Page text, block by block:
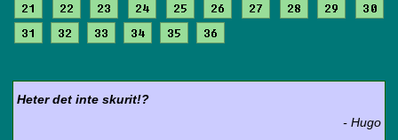
21
22 23 24 25 26 27 28 29
30
31
32 33 34 35 36
Heter det inte skurit!?
- Hugo